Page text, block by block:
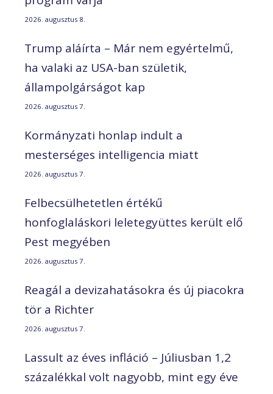
2026. augusztus 8.
Trump aláírta – Már nem egyértelmű,
ha valaki az USA-ban születik,
állampolgárságot kap
2026. augusztus 7.
Kormányzati honlap indult a
mesterséges intelligencia miatt
2026. augusztus 7.
Felbecsülhetetlen értékű
honfoglaláskori leletegyüttes került elő
Pest megyében
2026. augusztus 7.
Reagál a devizahatásokra és új piacokra
tör a Richter
2026. augusztus 7.
Lassult az éves infláció – Júliusban 1,2
százalékkal volt nagyobb, mint egy éve